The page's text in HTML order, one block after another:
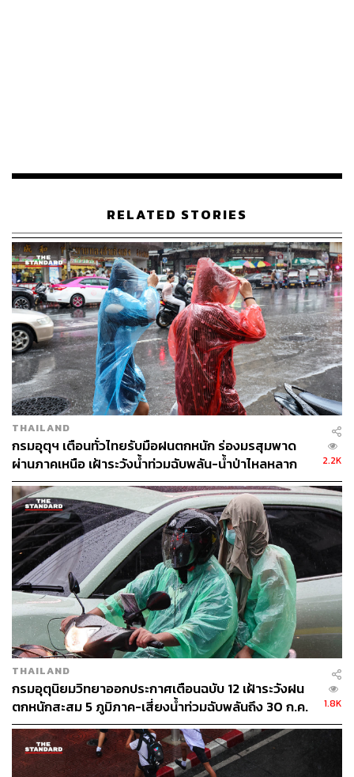
RELATED STORIES
THAILAND
กรมอุตุฯ เตือนทั่วไทยรับมือฝนตกหนัก ร่องมรสุมพาด
ผ่านภาคเหนือ เฝ้าระวังน้ำท่วมฉับพลัน-น้ำป่าไหลหลาก
2.2K
THAILAND
กรมอุตุนิยมวิทยาออกประกาศเตือนฉบับ 12 เฝ้าระวังฝน
ตกหนักสะสม 5 ภูมิภาค-เสี่ยงน้ำท่วมฉับพลันถึง 30 ก.ค.
1.8K